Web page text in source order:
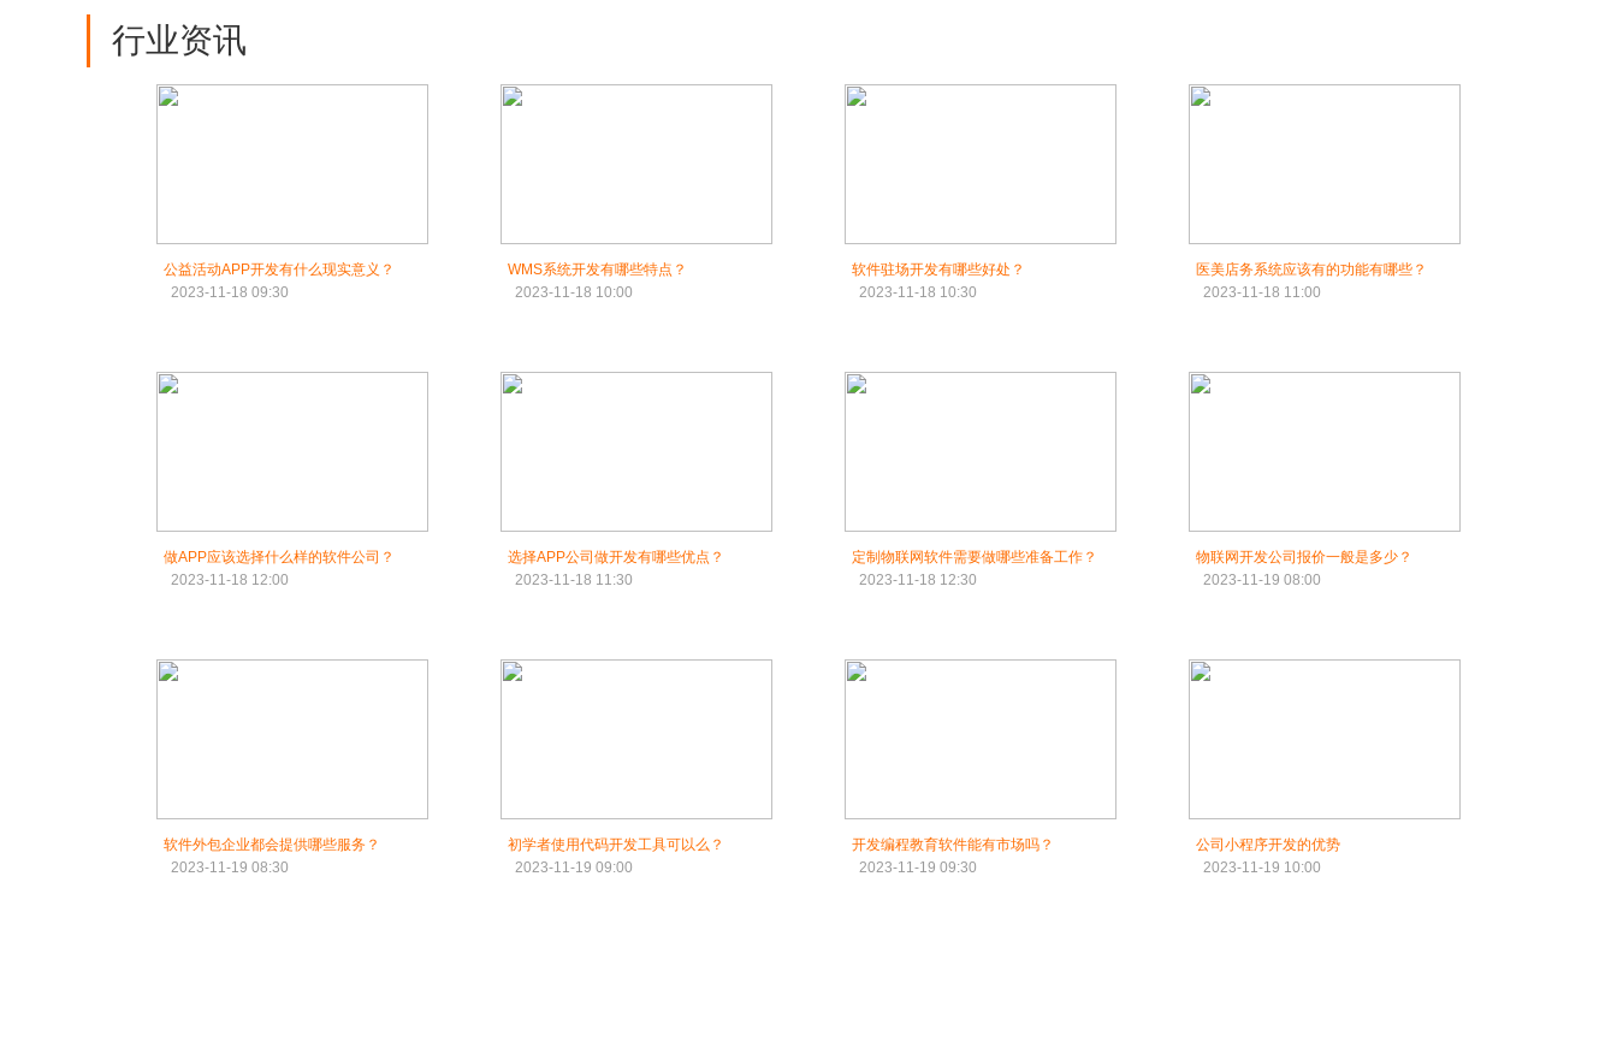
行业资讯
公益活动APP开发有什么现实意义？
2023-11-18 09:30
WMS系统开发有哪些特点？
2023-11-18 10:00
软件驻场开发有哪些好处？
2023-11-18 10:30
医美店务系统应该有的功能有哪些？
2023-11-18 11:00
做APP应该选择什么样的软件公司？
2023-11-18 12:00
选择APP公司做开发有哪些优点？
2023-11-18 11:30
定制物联网软件需要做哪些准备工作？
2023-11-18 12:30
物联网开发公司报价一般是多少？
2023-11-19 08:00
软件外包企业都会提供哪些服务？
2023-11-19 08:30
初学者使用代码开发工具可以么？
2023-11-19 09:00
开发编程教育软件能有市场吗？
2023-11-19 09:30
公司小程序开发的优势
2023-11-19 10:00